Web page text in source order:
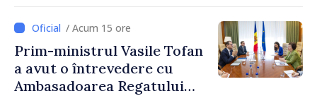
2027
/ Acum 15 ore
Prim-ministrul Vasile Tofan
a avut o întrevedere cu
Ambasadoarea Regatului